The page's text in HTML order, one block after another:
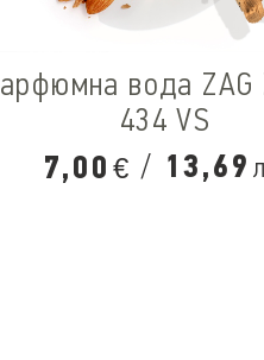
вода ZAG
434 VS
7,00 € / 13,69